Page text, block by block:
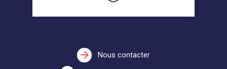
arrow_forward Nous contacter